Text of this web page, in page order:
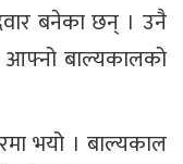
बनेका छन् । उनै
बाल्यकालको
भयो । बाल्यकाल